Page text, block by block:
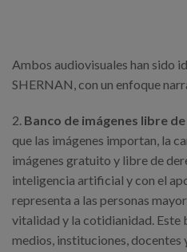
Ambos audiovisuales han sido
SHERNAN, con un enfoque
2. Banco de imágenes libre
que las imágenes importan, la
imágenes gratuito y libre de
inteligencia artificial y con el
representa a las personas
vitalidad y la cotidianidad. Este
medios, instituciones, docentes